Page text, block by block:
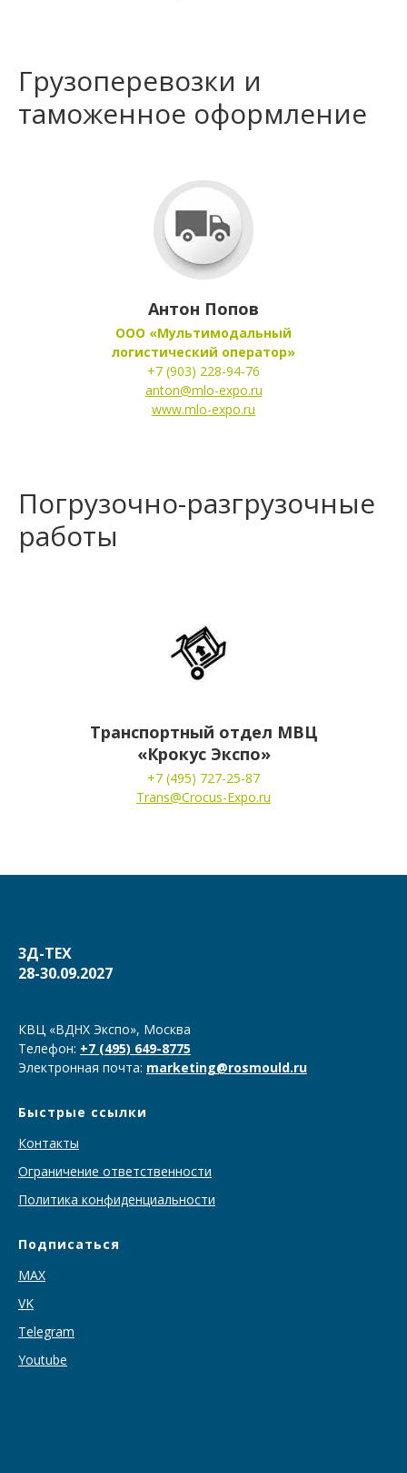
Грузоперевозки и
таможенное оформление
Антон Попов
ООО «Мультимодальный
логистический оператор»
+7 (903) 228-94-76
anton@mlo-expo.ru
www.mlo-expo.ru
Погрузочно-разгрузочные
работы
Транспортный отдел МВЦ
«Крокус Экспо»
+7 (495) 727-25-87
Trans@Crocus-Expo.ru
3Д-ТЕХ
28-30.09.2027
КВЦ «ВДНХ Экспо», Москва
Телефон: +7 (495) 649-8775
Электронная почта: marketing@rosmould.ru
Быстрые ссылки
Контакты
Ограничение ответственности
Политика конфиденциальности
Подписаться
MAX
VK
Telegram
Youtube